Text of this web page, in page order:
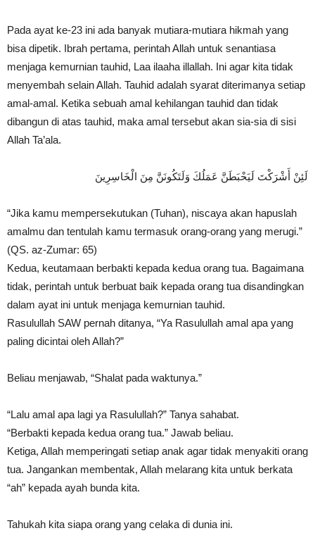
Pada ayat ke-23 ini ada banyak mutiara-mutiara hikmah yang
bisa dipetik. Ibrah pertama, perintah Allah untuk senantiasa
menjaga kemurnian tauhid, Laa ilaaha illallah. Ini agar kita tidak
menyembah selain Allah. Tauhid adalah syarat diterimanya setiap
amal-amal. Ketika sebuah amal kehilangan tauhid dan tidak
dibangun di atas tauhid, maka amal tersebut akan sia-sia di sisi
Allah Ta’ala.
لَئِنْ أَشْرَكْتَ لَيَحْبَطَنَّ عَمَلُكَ وَلَتَكُونَنَّ مِنَ الْخَاسِرِينَ
“Jika kamu mempersekutukan (Tuhan), niscaya akan hapuslah
amalmu dan tentulah kamu termasuk orang-orang yang merugi.”
(QS. az-Zumar: 65)
Kedua, keutamaan berbakti kepada kedua orang tua. Bagaimana
tidak, perintah untuk berbuat baik kepada orang tua disandingkan
dalam ayat ini untuk menjaga kemurnian tauhid.
Rasulullah SAW pernah ditanya, “Ya Rasulullah amal apa yang
paling dicintai oleh Allah?”
Beliau menjawab, “Shalat pada waktunya.”
“Lalu amal apa lagi ya Rasulullah?” Tanya sahabat.
“Berbakti kepada kedua orang tua.” Jawab beliau.
Ketiga, Allah memperingati setiap anak agar tidak menyakiti orang
tua. Jangankan membentak, Allah melarang kita untuk berkata
“ah” kepada ayah bunda kita.
Tahukah kita siapa orang yang celaka di dunia ini.